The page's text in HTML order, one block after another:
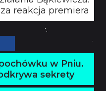
reakcja premiera
w Pniu.
sekrety